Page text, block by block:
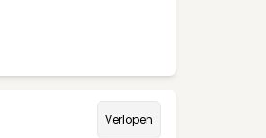
Verlopen